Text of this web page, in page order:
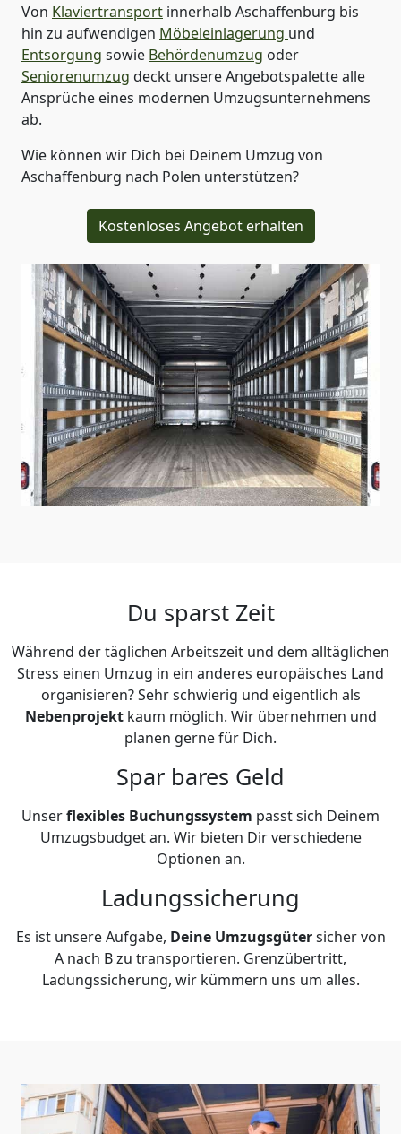
Von Klaviertransport innerhalb Aschaffenburg bis
hin zu aufwendigen Möbeleinlagerung und
Entsorgung sowie Behördenumzug oder
Seniorenumzug deckt unsere Angebotspalette alle
Ansprüche eines modernen Umzugsunternehmens
ab.
Wie können wir Dich bei Deinem Umzug von
Aschaffenburg nach Polen unterstützen?
Kostenloses Angebot erhalten
Du sparst Zeit
Während der täglichen Arbeitszeit und dem alltäglichen
Stress einen Umzug in ein anderes europäisches Land
organisieren? Sehr schwierig und eigentlich als
Nebenprojekt kaum möglich. Wir übernehmen und
planen gerne für Dich.
Spar bares Geld
Unserflexibles Buchungssystem passt sich Deinem
Umzugsbudget an. Wir bieten Dir verschiedene
Optionen an.
Ladungssicherung
Es ist unsere Aufgabe, Deine Umzugsgütersicher von
A nach B zu transportieren. Grenzübertritt,
Ladungssicherung, wir kümmern uns um alles.